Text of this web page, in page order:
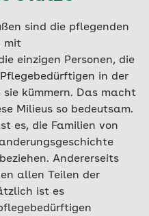
sind die pflegenden
mit
einzigen Personen, die
in der
sie kümmern. Das macht
Milieus so bedeutsam.
es, die Familien von
Andererseits
allen Teilen der
ist es